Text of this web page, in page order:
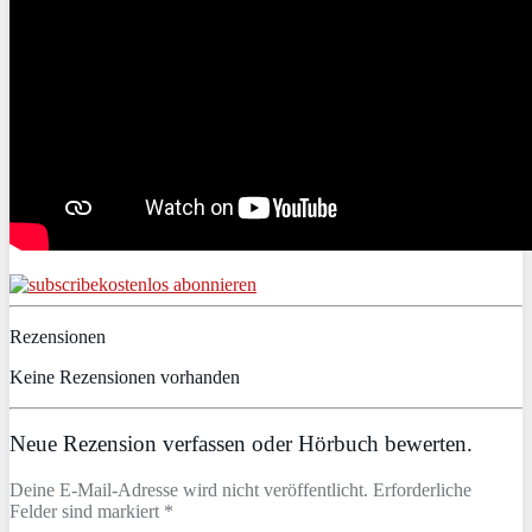
kostenlos abonnieren
Rezensionen
Keine Rezensionen vorhanden
Neue Rezension verfassen oder Hörbuch bewerten.
Deine E-Mail-Adresse wird nicht veröffentlicht. Erforderliche
Felder sind markiert *